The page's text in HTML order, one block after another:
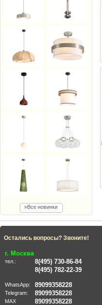
»Все новинки
Остались вопросы? Звоните!
г. Москва
тел.:
8(495) 730-86-84
8(495) 782-22-39
WhatsApp: 89099358228
Telegram: 89099358228
MAX 89099358228